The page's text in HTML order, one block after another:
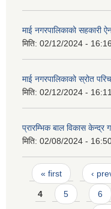
माई नगरपालिकाको सहकारी
मिति: 02/12/2024 - 16:16
माई नगरपालिकाको स्रोत
मिति: 02/12/2024 - 16:11
प्रारम्भिक बाल विकास
मिति: 02/08/2024 -
Pages
« first ‹
4 5 6